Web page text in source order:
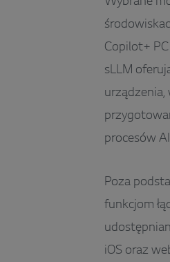
Copilot+
sLLM
urządzenia,
procesów
Poza
funkcjom
iOS oraz